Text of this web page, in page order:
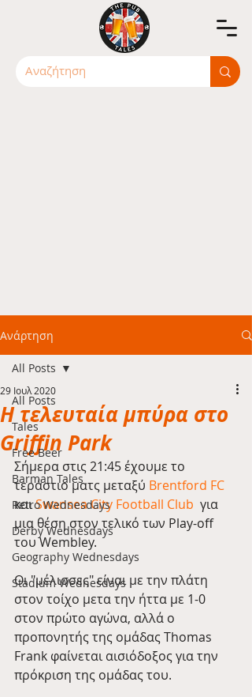
Ανάρτηση
All Posts
Tales
Free Beer
Barman Tales
Retro Wednesdays
Derby Wednesdays
Geography Wednesdays
Stadium Wednesdays
All Posts
Η τελευταία μπύρα στο
Griffin Park
29 Ιουλ 2020
Σήμερα στις 21:45 έχουμε το
τεράστιο ματς μεταξύ Brentford FC
και Swansea City Football Club
  για
μια θέση στον τελικό των Play-off
του Wembley.
Οι "μέλισσες" είναι με την πλάτη
στον τοίχο μετα την ήττα με 1-0
στον πρώτο αγώνα, αλλά ο
προπονητής της ομάδας Thomas
Frank φαίνεται αισιόδοξος για την
πρόκριση της ομάδας του.